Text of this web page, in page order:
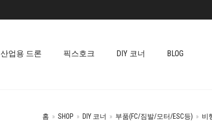
산업용 드론 픽스호크 DIY 코너 BLOG
홈 » SHOP » DIY 코너 » 부품(FC/짐발/모터/ESC등) » 비